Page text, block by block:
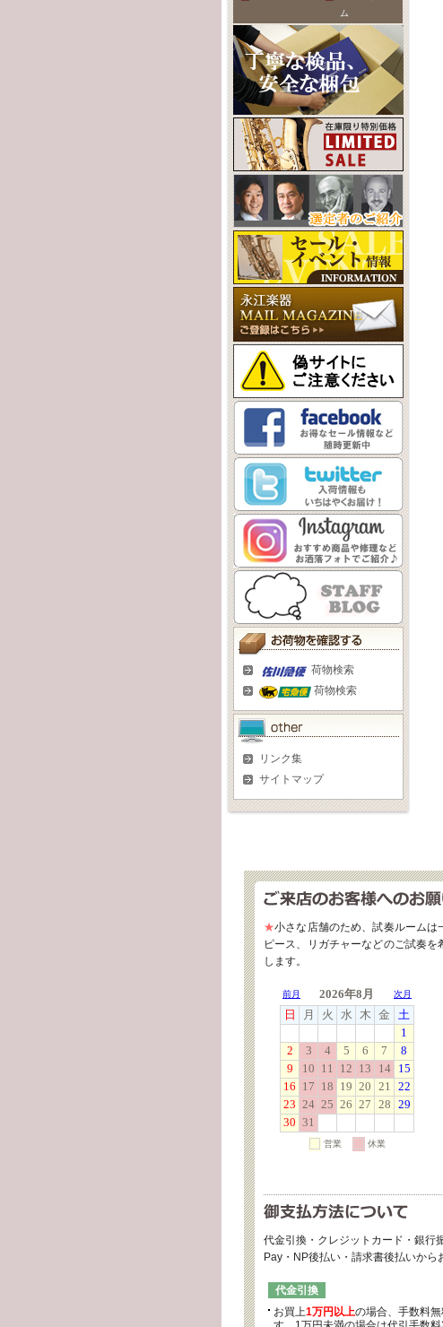
ム
荷物検索
荷物検索
リンク集
サイトマップ
★小さな店舗のため、試奏ルーム
ピース、リガチャーなどのご試奏
します。
代金引換・クレジットカード・銀行
Pay・NP後払い・請求書後払いから
代金引換
お買上1万円以上の場合、手数料